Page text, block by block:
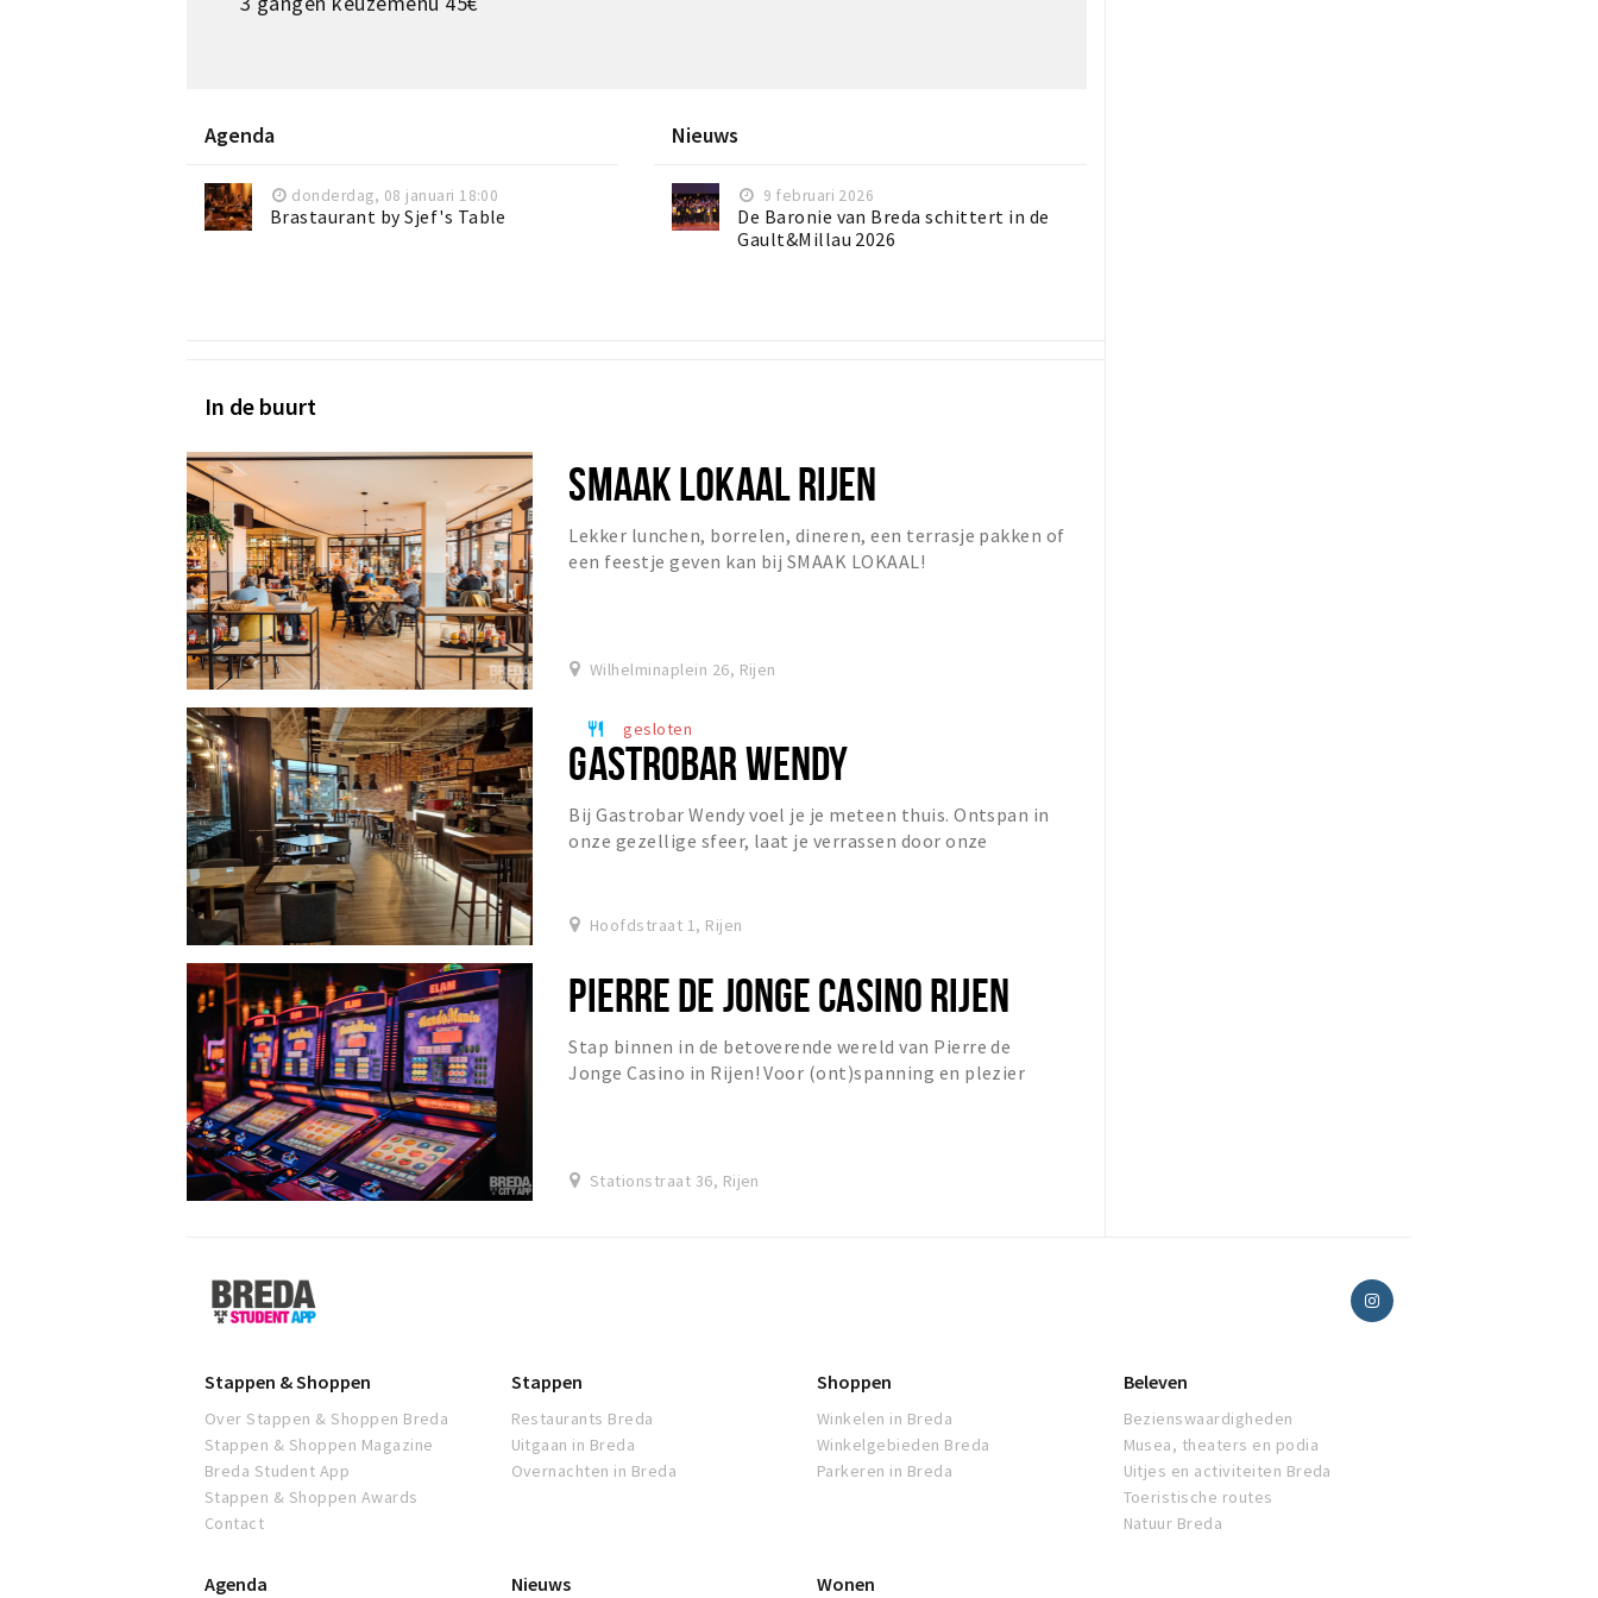
Agenda
donderdag, 08 januari 18:00
Brastaurant by Sjef's Table
Nieuws
9 februari 2026
De Baronie van Breda schittert in de
Gault&Millau 2026
In de buurt
SMAAK LOKAAL RIJEN
Lekker lunchen, borrelen, dineren, een terrasje pakken of
een feestje geven kan bij SMAAK LOKAAL!
Wilhelminaplein 26, Rijen
restaurant gesloten
GASTROBAR WENDY
Bij Gastrobar Wendy voel je je meteen thuis. Ontspan in
onze gezellige sfeer, laat je verrassen door onze
Hoofdstraat 1, Rijen
PIERRE DE JONGE CASINO RIJEN
Stap binnen in de betoverende wereld van Pierre de
Jonge Casino in Rijen! Voor (ont)spanning en plezier
Stationstraat 36, Rijen
Breda
Student
App
Stappen & Shoppen
Over Stappen & Shoppen Breda
Stappen & Shoppen Magazine
Breda Student App
Stappen & Shoppen Awards
Contact
Stappen
Restaurants Breda
Uitgaan in Breda
Overnachten in Breda
Shoppen
Winkelen in Breda
Winkelgebieden Breda
Parkeren in Breda
Beleven
Bezienswaardigheden
Musea, theaters en podia
Uitjes en activiteiten Breda
Toeristische routes
Natuur Breda
Agenda Nieuws Wonen